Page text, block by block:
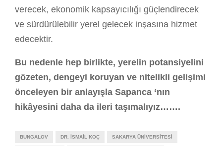
verecek, ekonomik kapsayıcılığı güçlendirecek
ve sürdürülebilir yerel gelecek inşasına hizmet
edecektir.
Bu nedenle hep birlikte, yerelin potansiyelini
gözeten, dengeyi koruyan ve nitelikli gelişimi
önceleyen bir anlayışla Sapanca ‘nın
hikâyesini daha da ileri taşımalıyız…….
BUNGALOV DR. İSMAIL KOÇ SAKARYA ÜNIVERSITESI